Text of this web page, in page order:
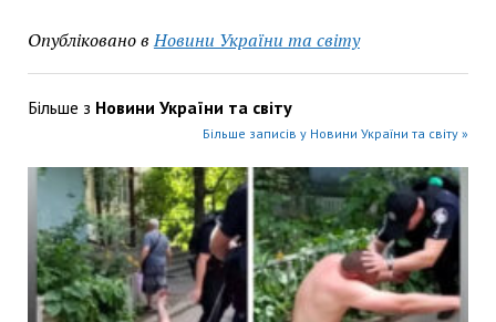
Опубліковано в Новини України та світу
Більше з Новини України та світу
Більше записів у Новини України та світу »